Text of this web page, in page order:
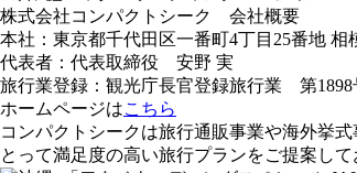
株式会社コンパクトシーク 会社概要
本社：東京都千代田区一番町4丁目25番地 相
代表者：代表取締役 安野 実
旅行業登録：観光庁長官登録旅行業 第1898
ホームページはこちら
コンパクトシークは旅行通販事業や海外挙
とって満足度の高い旅行プランをご提案して